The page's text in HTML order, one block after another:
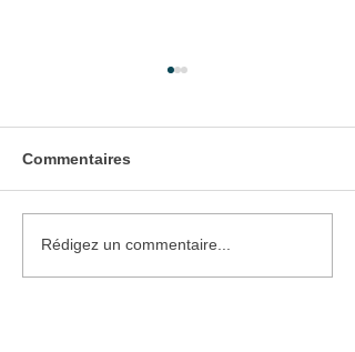
Pose d'un portail et d'un
Commentaires
Rédigez un commentaire...